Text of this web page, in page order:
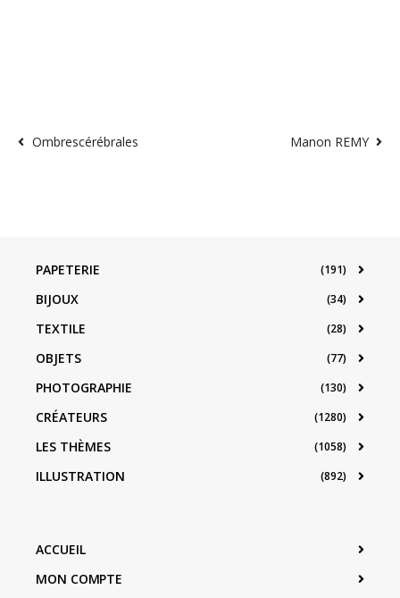
Ombrescérébrales Manon REMY
PAPETERIE (191)
BIJOUX (34)
TEXTILE (28)
OBJETS (77)
PHOTOGRAPHIE (130)
CRÉATEURS (1280)
LES THÈMES (1058)
ILLUSTRATION (892)
ACCUEIL
MON COMPTE